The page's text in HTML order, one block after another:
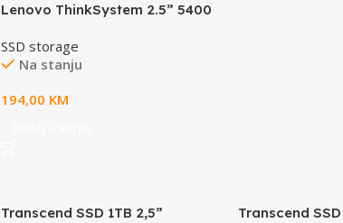
Lenovo ThinkSystem 2.5” 5400
SATA 6Gb HS SSD
SSD storage
Na stanju
194,00 KM
Transcend SSD 1TB 2,5”
Transcend SSD